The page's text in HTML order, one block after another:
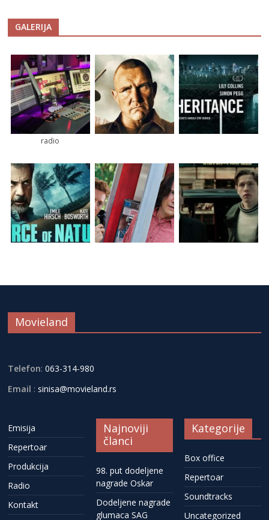
GALERIJA
radio
Movieland
Telefon: 063-314-980
Email : sinisa@movieland.rs
Emisija
Repertoar
Produkcija
Radio
Kontakt
Najnoviji
članci
98. put dodeljene
nagrade Oskar
Dodeljene nagrade
glumaca SAG
Kategorije
Box office
Repertoar
Soundtracks
Uncategorized